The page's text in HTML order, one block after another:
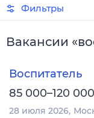
Фильтры
Вакансии «
Воспитатель
85 000–120 000
28 июля 2026